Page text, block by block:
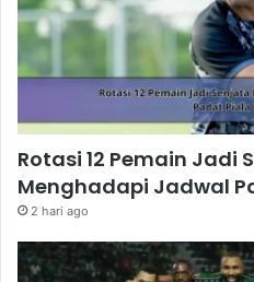
Rotasi 12 Pemain Jadi
Menghadapi Jadwal
2 hari ago